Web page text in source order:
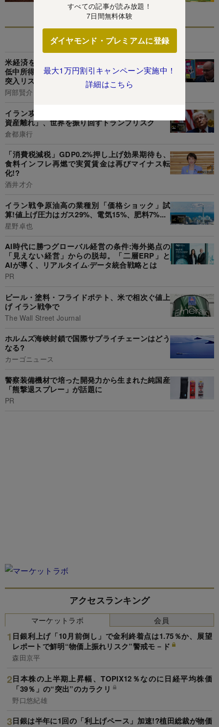
すべての記事が読み放題！
7日間無料体験
ダイヤモンド・プレミアムに登録
最大1万円割引キャンペーン実施中！
詳細はこちら
あなたにおすすめ
米経済を直撃するイラン軍事攻撃の“返り血”、
低中所得層の生活圧迫に「スタグフレーション」
突入リスクも
阿部賢介
イラン攻撃“有事のドル買い”の裏で進む「ドル
資産離れ」、世界を振り回すトランプリスク
倉都康行
「消費税減税」GDP0.2%押し上げ効果期待も、
食料インフレ再燃で実質賃金は再びマイナス転
化!?
酒井才介
イラン戦争原油高の業種別「価格ショック」試
算!値上げ圧力はガス29%、電気15%、肥料7%...
星野卓也
AI時代に勝つグローバル経営の条件:海外拠点の
「見えない経営」からの脱却。「二層ERP」と
AIが導く、リアルタイム·データ統合戦略とは
PR
ビール・塗料・フライドポテト、米で相次ぐ値上
げ イラン戦争で
The Wall Street Journal
ホルムズ海峡封鎖で国際サプライチェーンはどう
なる?
カーゴニュース
警察装備機材で培った開発力から生まれた純国産
「熊撃退スプレー」が話題に
PR
アクセスランキング
マーケットラボ
日銀利上げ「10月前倒し」で金利終着点は1.75％か、展望
レポートで鮮明“物価上振れリスク”警戒モ－ド
森田京平
日本株の上半期上昇幅、TOPIX12％なのに日経平均株価
「39％」の“突出”のカラクリ
野口悠紀雄
日銀は半年に1回の「利上げペース」加速!?植田総裁が物価
会員